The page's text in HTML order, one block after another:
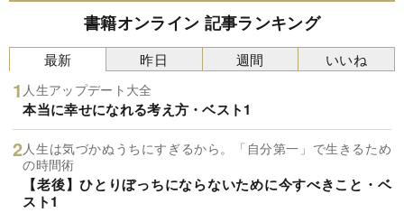
書籍オンライン 記事ランキング
最新
人生アップデート大全
本当に幸せになれる考え方・ベスト1
人生は気づかぬうちにすぎるから。「自分第一」で生きるため
の時間術
【老後】ひとりぼっちにならないために今すべきこと・ベ
スト1
昨日 週間 いいね